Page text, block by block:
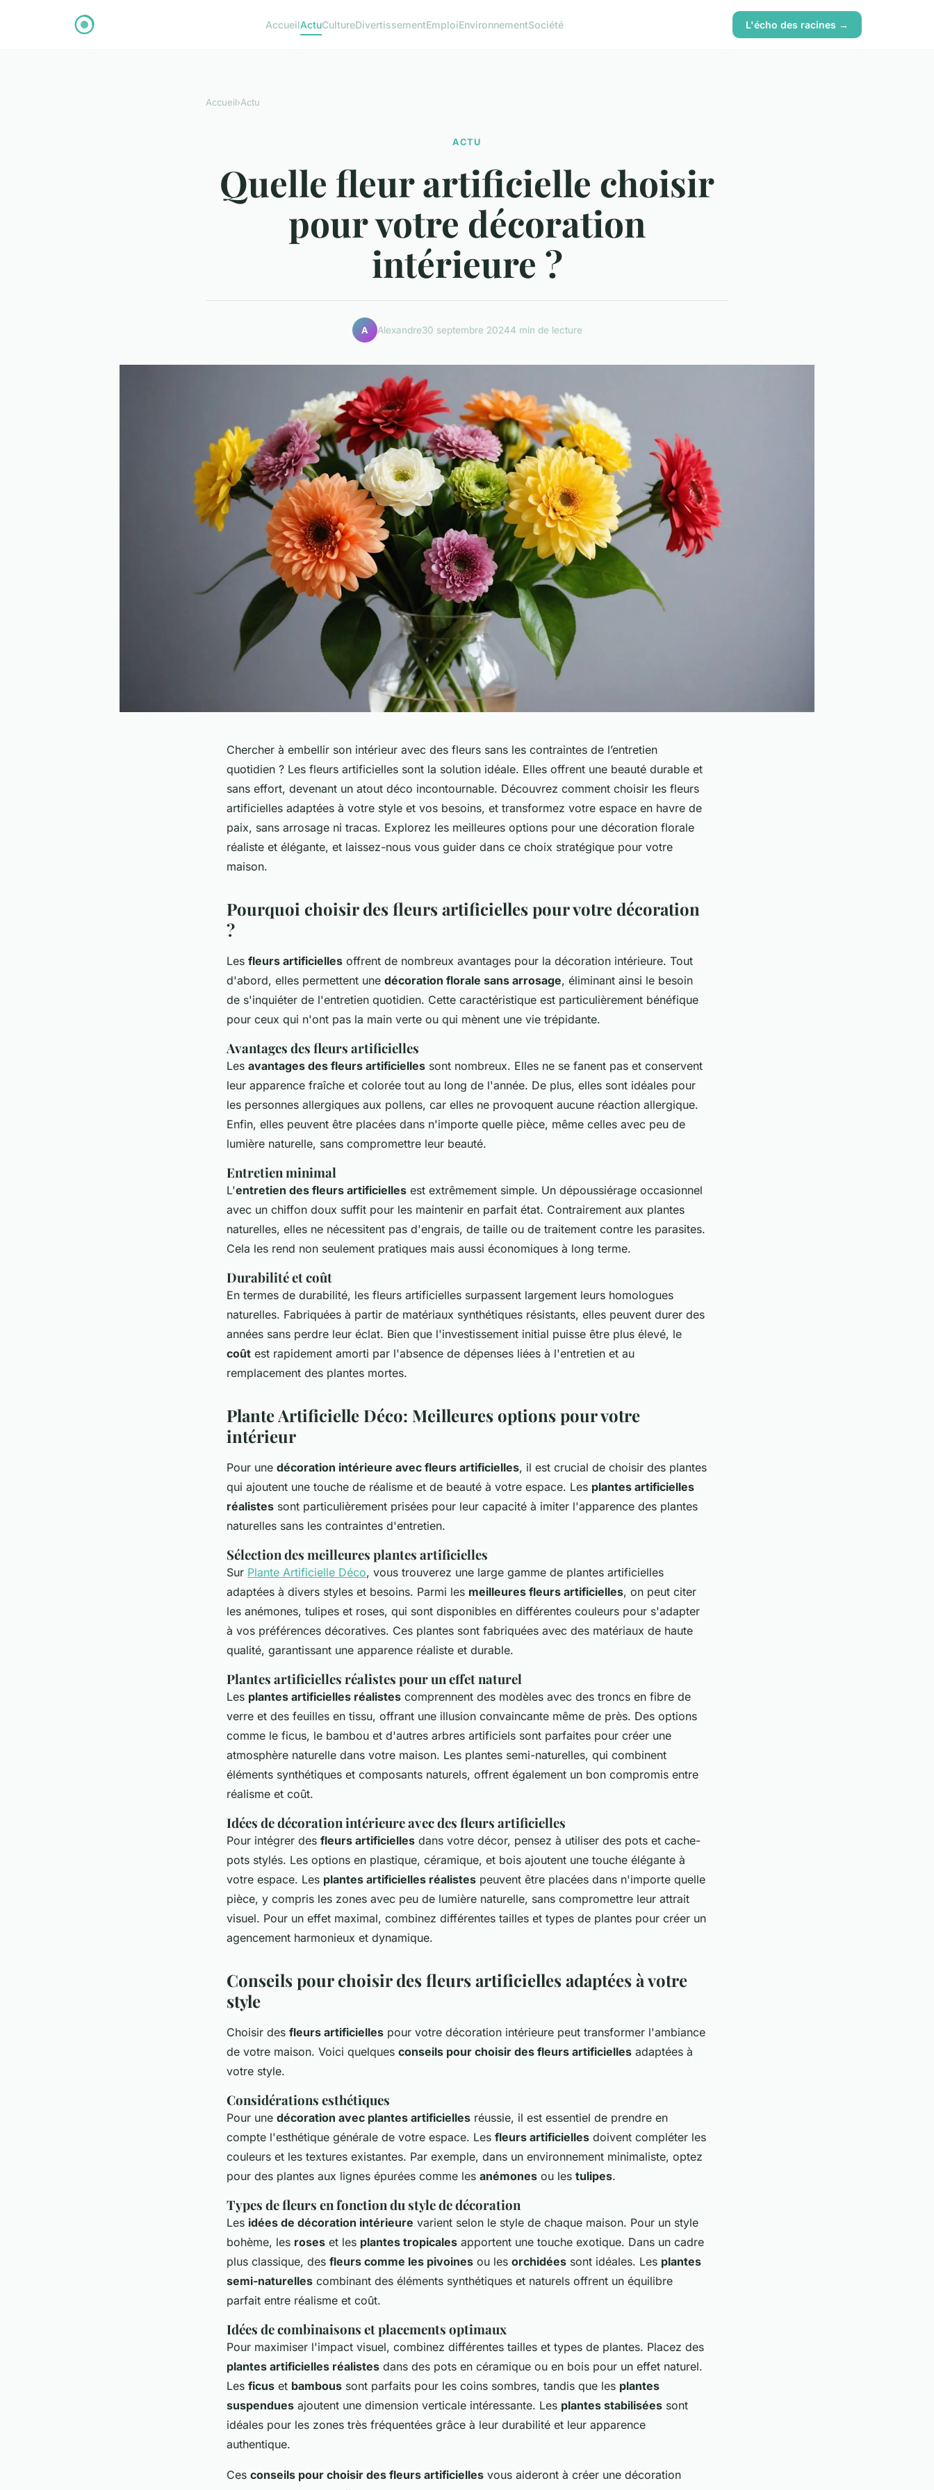
AccueilActuCultureDivertissementEmploiEnvironnementSociété L'écho des racines →
Accueil›Actu
ACTU
Quelle fleur artificielle choisir
pour votre décoration
intérieure ?
A Alexandre30 septembre 20244 min de lecture
Chercher à embellir son intérieur avec des fleurs sans les contraintes de l’entretien
quotidien ? Les fleurs artificielles sont la solution idéale. Elles offrent une beauté durable et
sans effort, devenant un atout déco incontournable. Découvrez comment choisir les fleurs
artificielles adaptées à votre style et vos besoins, et transformez votre espace en havre de
paix, sans arrosage ni tracas. Explorez les meilleures options pour une décoration florale
réaliste et élégante, et laissez-nous vous guider dans ce choix stratégique pour votre
maison.
Pourquoi choisir des fleurs artificielles pour votre décoration
?
Les fleurs artificielles offrent de nombreux avantages pour la décoration intérieure. Tout
d'abord, elles permettent une décoration florale sans arrosage, éliminant ainsi le besoin
de s'inquiéter de l'entretien quotidien. Cette caractéristique est particulièrement bénéfique
pour ceux qui n'ont pas la main verte ou qui mènent une vie trépidante.
Avantages des fleurs artificielles
Les avantages des fleurs artificielles sont nombreux. Elles ne se fanent pas et conservent
leur apparence fraîche et colorée tout au long de l'année. De plus, elles sont idéales pour
les personnes allergiques aux pollens, car elles ne provoquent aucune réaction allergique.
Enfin, elles peuvent être placées dans n'importe quelle pièce, même celles avec peu de
lumière naturelle, sans compromettre leur beauté.
Entretien minimal
L'entretien des fleurs artificielles est extrêmement simple. Un dépoussiérage occasionnel
avec un chiffon doux suffit pour les maintenir en parfait état. Contrairement aux plantes
naturelles, elles ne nécessitent pas d'engrais, de taille ou de traitement contre les parasites.
Cela les rend non seulement pratiques mais aussi économiques à long terme.
Durabilité et coût
En termes de durabilité, les fleurs artificielles surpassent largement leurs homologues
naturelles. Fabriquées à partir de matériaux synthétiques résistants, elles peuvent durer des
années sans perdre leur éclat. Bien que l'investissement initial puisse être plus élevé, le
coût est rapidement amorti par l'absence de dépenses liées à l'entretien et au
remplacement des plantes mortes.
Plante Artificielle Déco: Meilleures options pour votre
intérieur
Pour une décoration intérieure avec fleurs artificielles, il est crucial de choisir des plantes
qui ajoutent une touche de réalisme et de beauté à votre espace. Les plantes artificielles
réalistes sont particulièrement prisées pour leur capacité à imiter l'apparence des plantes
naturelles sans les contraintes d'entretien.
Sélection des meilleures plantes artificielles
Sur Plante Artificielle Déco, vous trouverez une large gamme de plantes artificielles
adaptées à divers styles et besoins. Parmi les meilleures fleurs artificielles, on peut citer
les anémones, tulipes et roses, qui sont disponibles en différentes couleurs pour s'adapter
à vos préférences décoratives. Ces plantes sont fabriquées avec des matériaux de haute
qualité, garantissant une apparence réaliste et durable.
Plantes artificielles réalistes pour un effet naturel
Les plantes artificielles réalistes comprennent des modèles avec des troncs en fibre de
verre et des feuilles en tissu, offrant une illusion convaincante même de près. Des options
comme le ficus, le bambou et d'autres arbres artificiels sont parfaites pour créer une
atmosphère naturelle dans votre maison. Les plantes semi-naturelles, qui combinent
éléments synthétiques et composants naturels, offrent également un bon compromis entre
réalisme et coût.
Idées de décoration intérieure avec des fleurs artificielles
Pour intégrer des fleurs artificielles dans votre décor, pensez à utiliser des pots et cache-
pots stylés. Les options en plastique, céramique, et bois ajoutent une touche élégante à
votre espace. Les plantes artificielles réalistes peuvent être placées dans n'importe quelle
pièce, y compris les zones avec peu de lumière naturelle, sans compromettre leur attrait
visuel. Pour un effet maximal, combinez différentes tailles et types de plantes pour créer un
agencement harmonieux et dynamique.
Conseils pour choisir des fleurs artificielles adaptées à votre
style
Choisir des fleurs artificielles pour votre décoration intérieure peut transformer l'ambiance
de votre maison. Voici quelques conseils pour choisir des fleurs artificielles adaptées à
votre style.
Considérations esthétiques
Pour une décoration avec plantes artificielles réussie, il est essentiel de prendre en
compte l'esthétique générale de votre espace. Les fleurs artificielles doivent compléter les
couleurs et les textures existantes. Par exemple, dans un environnement minimaliste, optez
pour des plantes aux lignes épurées comme les anémones ou les tulipes.
Types de fleurs en fonction du style de décoration
Les idées de décoration intérieure varient selon le style de chaque maison. Pour un style
bohème, les roses et les plantes tropicales apportent une touche exotique. Dans un cadre
plus classique, des fleurs comme les pivoines ou les orchidées sont idéales. Les plantes
semi-naturelles combinant des éléments synthétiques et naturels offrent un équilibre
parfait entre réalisme et coût.
Idées de combinaisons et placements optimaux
Pour maximiser l'impact visuel, combinez différentes tailles et types de plantes. Placez des
plantes artificielles réalistes dans des pots en céramique ou en bois pour un effet naturel.
Les ficus et bambous sont parfaits pour les coins sombres, tandis que les plantes
suspendues ajoutent une dimension verticale intéressante. Les plantes stabilisées sont
idéales pour les zones très fréquentées grâce à leur durabilité et leur apparence
authentique.
Ces conseils pour choisir des fleurs artificielles vous aideront à créer une décoration